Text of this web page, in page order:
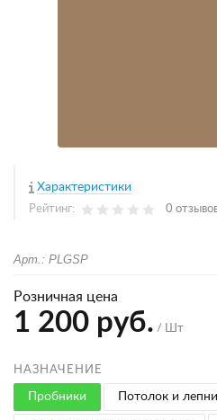
Характеристики
Рейтинг: 0
Арт.: PLGSP
Розничная цена
1 200 руб. / Шт
НАЗНАЧЕНИЕ
Пробники Потолок и